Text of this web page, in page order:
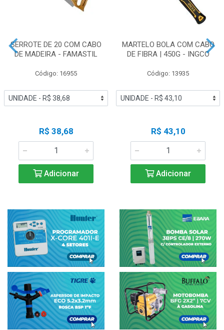
SERROTE DE 20 COM CABO
DE MADEIRA - FAMASTIL
Código: 16955
R$ 38,68
Adicionar
MARTELO BOLA COM CABO
DE FIBRA | 450G - INGCO
Código: 13935
R$ 43,10
Adicionar